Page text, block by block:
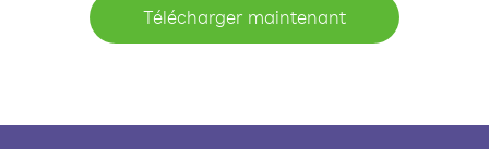
Télécharger maintenant